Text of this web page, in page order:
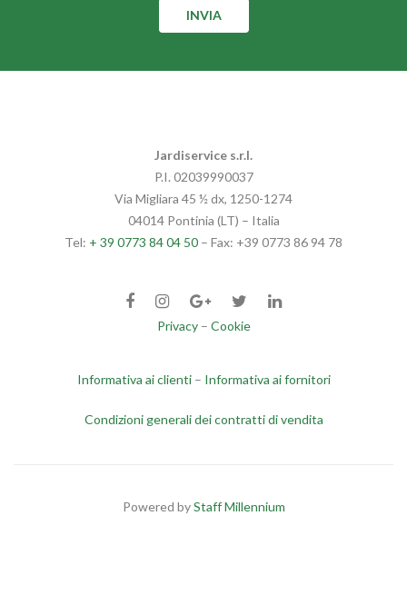
Jardiservice s.r.l.
P.I. 02039990037
Via Migliara 45 ½ dx, 1250-1274
04014 Pontinia (LT) – Italia
Tel: + 39 0773 84 04 50 – Fax: +39 0773 86 94 78
Privacy– Cookie
Informativa ai clienti– Informativa ai fornitori
Condizioni generali dei contratti di vendita
Powered byStaff Millennium